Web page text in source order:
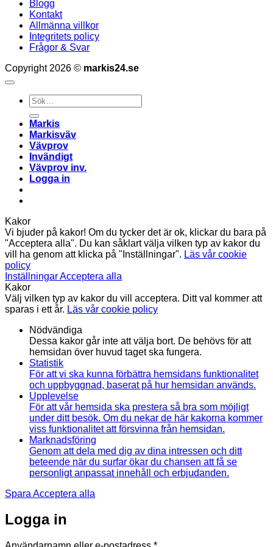
Blogg
Kontakt
Allmänna villkor
Integritets policy
Frågor & Svar
Copyright 2026 © markis24.se
Sök
efter:
Markis
Markisväv
Vävprov
Invändigt
Vävprov inv.
Logga in
Kakor
Vi bjuder på kakor! Om du tycker det är ok, klickar du bara på
"Acceptera alla". Du kan såklart välja vilken typ av kakor du
vill ha genom att klicka på "Inställningar". Läs vår cookie
policy
InställningarAcceptera alla
Kakor
Välj vilken typ av kakor du vill acceptera. Ditt val kommer att
sparas i ett år. Läs vår cookie policy
Nödvändiga
Dessa kakor går inte att välja bort. De behövs för att
hemsidan över huvud taget ska fungera.
Statistik
För att vi ska kunna förbättra hemsidans funktionalitet
och uppbyggnad, baserat på hur hemsidan används.
Upplevelse
För att vår hemsida ska prestera så bra som möjligt
under ditt besök. Om du nekar de här kakorna kommer
viss funktionalitet att försvinna från hemsidan.
Marknadsföring
Genom att dela med dig av dina intressen och ditt
beteende när du surfar ökar du chansen att få se
personligt anpassat innehåll och erbjudanden.
Spara Acceptera alla
Logga in